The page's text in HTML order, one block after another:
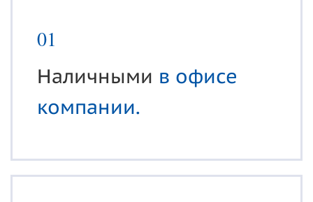
01
Наличными в офисе
компании.